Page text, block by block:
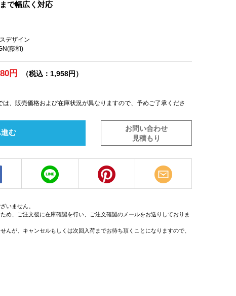
で幅広く対応
デザイン
藤和)
円 （税込：1,958円）
、販売価格および在庫状況が異なりますので、予めご了承くださ
む
お問い合わせ
見積もり
いません。
め、ご注文後に在庫確認を行い、ご注文確認のメールをお送りしておりま
んが、キャンセルもしくは次回入荷までお待ち頂くことになりますので、